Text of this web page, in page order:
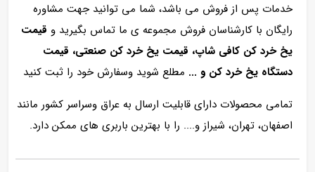
خدمات پس از فروش می باشد، شما می توانید جهت مشاوره
رایگان با کارشناسان فروش مجموعه ی ما تماس بگیرید و قیمت
یخ خرد کن کافی شاپ، قیمت یخ خرد کن صنعتی، قیمت
دستگاه یخ خرد کن و ... مطلع شوید وسفارش خود را ثبت کنید
تمامی محصولات دارای قابلیت ارسال به عراق وسراسر کشور مانند
اصفهان، تهران، شیراز و.... را با بهترین باربری های ممکن دارد.